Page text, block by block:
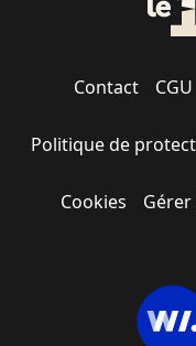
Contact CGU
Politique de
Cookies